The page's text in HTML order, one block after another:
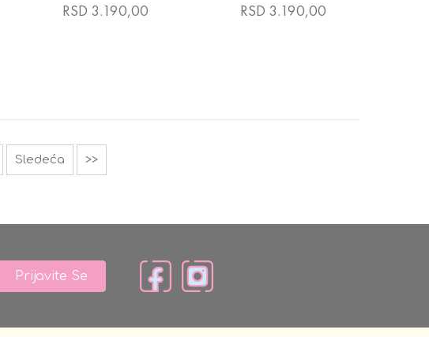
RSD 3.190,00 RSD 3.190,00
Sledeća >>
Prijavite Se